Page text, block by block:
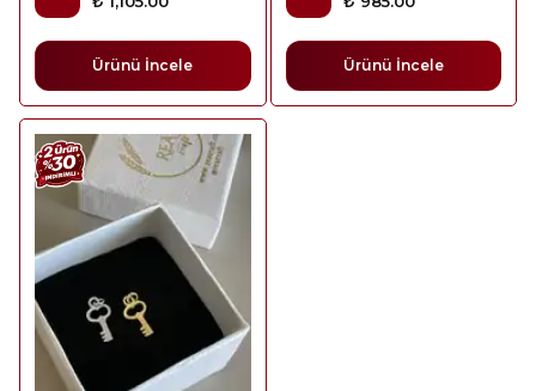
Ürünü İncele Ürünü İncele